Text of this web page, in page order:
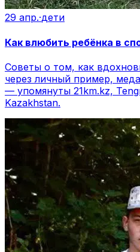
29 апр.·дети
Как влюбить ребёнка в
Советы о том, как
через личный пример,
— упомянуты 21km.kz,
Kazakhstan.